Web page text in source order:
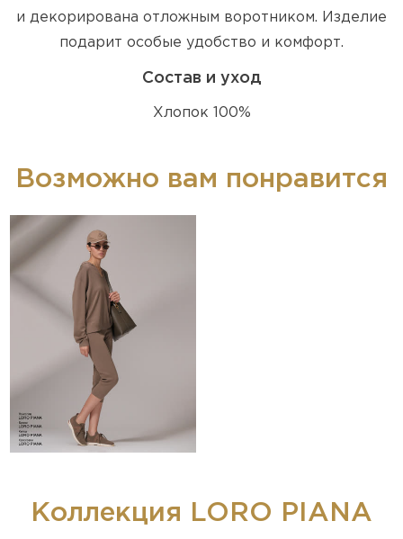
и декорирована отложным воротником. Изделие
подарит особые удобство и комфорт.
Состав и уход
Хлопок 100%
Возможно вам понравится
Коллекция LORO PIANA